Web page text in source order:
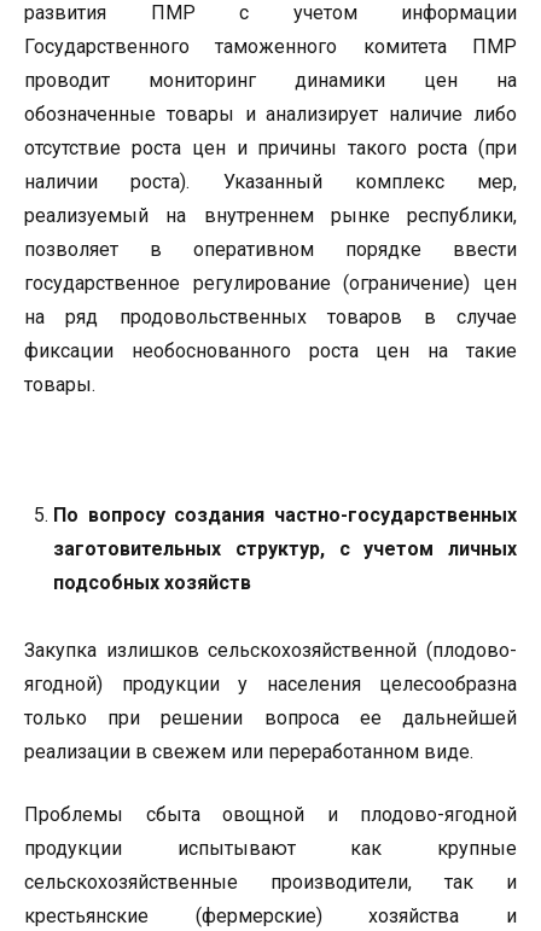
развития ПМР с учетом информации
Государственного таможенного комитета ПМР
проводит мониторинг динамики цен на
обозначенные товары и анализирует наличие либо
отсутствие роста цен и причины такого роста (при
наличии роста). Указанный комплекс мер,
реализуемый на внутреннем рынке республики,
позволяет в оперативном порядке ввести
государственное регулирование (ограничение) цен
на ряд продовольственных товаров в случае
фиксации необоснованного роста цен на такие
товары.
По вопросу создания частно-государственных
заготовительных структур, с учетом личных
подсобных хозяйств
Закупка излишков сельскохозяйственной (плодово-
ягодной) продукции у населения целесообразна
только при решении вопроса ее дальнейшей
реализации в свежем или переработанном виде.
Проблемы сбыта овощной и плодово-ягодной
продукции испытывают как крупные
сельскохозяйственные производители, так и
крестьянские (фермерские) хозяйства и